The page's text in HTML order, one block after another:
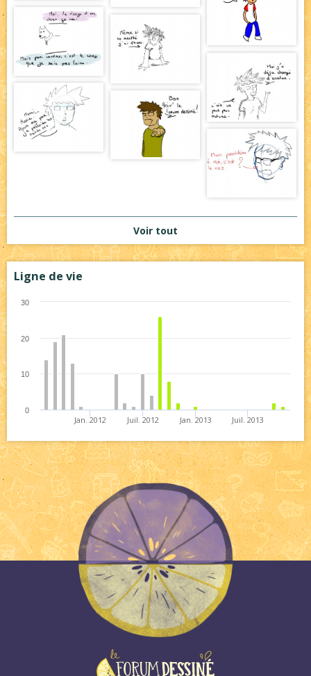
Voir tout
Ligne de vie
Jan. 2012 Juil. 2012 Jan. 2013 Juil. 2013
0
10
20
30